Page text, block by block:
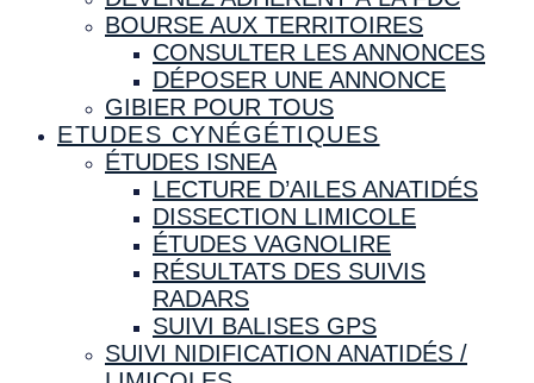
BOURSE AUX TERRITOIRES
CONSULTER LES ANNONCES
DÉPOSER UNE ANNONCE
GIBIER POUR TOUS
ETUDES CYNÉGÉTIQUES
ÉTUDES ISNEA
LECTURE D’AILES ANATIDÉS
DISSECTION LIMICOLE
ÉTUDES VAGNOLIRE
RÉSULTATS DES SUIVIS
RADARS
SUIVI BALISES GPS
SUIVI NIDIFICATION ANATIDÉS /